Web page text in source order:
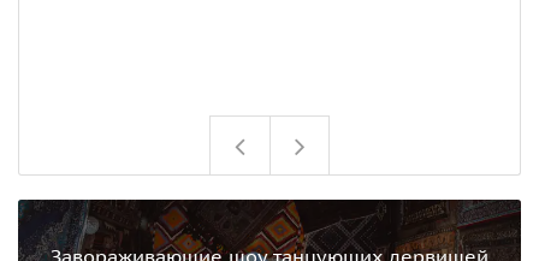
Завораживающие шоу танцующих дервишей